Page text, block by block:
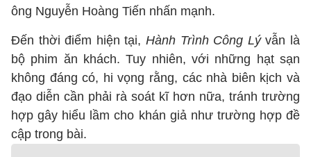
ông Nguyễn Hoàng Tiến nhấn mạnh.
Đến thời điểm hiện tại, Hành Trình Công Lývẫn là
bộ phim ăn khách. Tuy nhiên, với những hạt sạn
không đáng có, hi vọng rằng, các nhà biên kịch và
đạo diễn cần phải rà soát kĩ hơn nữa, tránh trường
hợp gây hiểu lầm cho khán giả như trường hợp đề
cập trong bài.